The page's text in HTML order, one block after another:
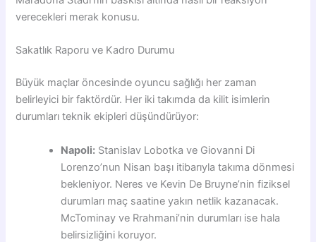
verecekleri merak konusu.
Sakatlık Raporu ve Kadro Durumu
Büyük maçlar öncesinde oyuncu sağlığı her zaman
belirleyici bir faktördür. Her iki takımda da kilit isimlerin
durumları teknik ekipleri düşündürüyor:
Napoli: Stanislav Lobotka ve Giovanni Di
Lorenzo’nun Nisan başı itibarıyla takıma dönmesi
bekleniyor. Neres ve Kevin De Bruyne’nin fiziksel
durumları maç saatine yakın netlik kazanacak.
McTominay ve Rrahmani’nin durumları ise hala
belirsizliğini koruyor.